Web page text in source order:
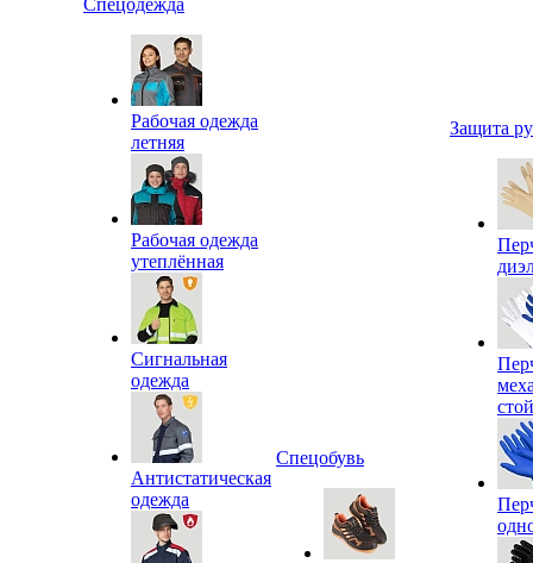
Спецодежда
Рабочая одежда
летняя
Рабочая одежда
утеплённая
Сигнальная
одежда
Антистатическая
одежда
Спецобувь
Защита